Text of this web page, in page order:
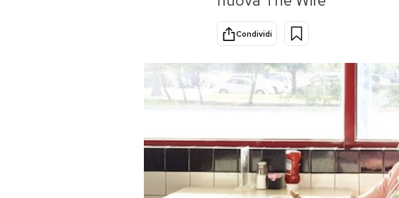
Ok Boomer!
Europa
Altrecose
Mondiali calcio 2026
Condividi